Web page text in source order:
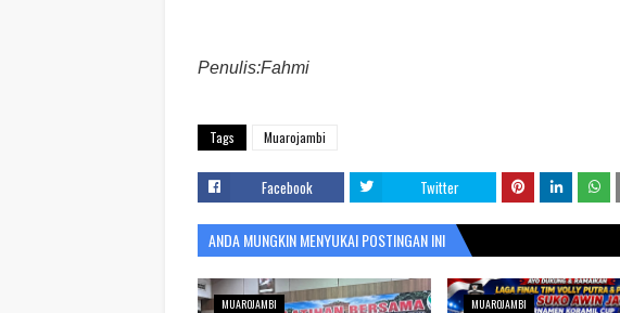
Penulis:Fahmi
Tags Muarojambi
Facebook Twitter
ANDA MUNGKIN MENYUKAI POSTINGAN INI
MUAROJAMBI MUAROJAMBI